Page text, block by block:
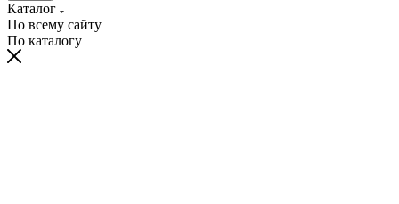
Каталог
По всему сайту
По каталогу